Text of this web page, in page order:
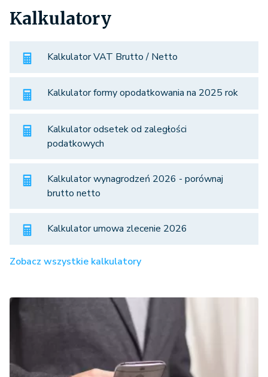
Kalkulatory
Kalkulator VAT Brutto / Netto
Kalkulator formy opodatkowania na 2025 rok
Kalkulator odsetek od zaległości
podatkowych
Kalkulator wynagrodzeń 2026 - porównaj
brutto netto
Kalkulator umowa zlecenie 2026
Zobacz wszystkie kalkulatory